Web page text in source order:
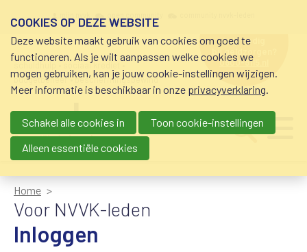
schuldhulp • sociaal krediet •
budgetbeheer • beschermingsbewind
hulp nodig
bij geldzorgen?
0800-8115.nl
Main navigation
Home
Voor NVVK-leden
Inloggen
COOKIES OP DEZE WEBSITE
Deze website maakt gebruik van cookies om goed te
functioneren. Als je wilt aanpassen welke cookies we
mogen gebruiken, kan je jouw cookie-instellingen wijzigen.
Meer informatie is beschikbaar in onze privacyverklaring.
Schakel alle cookies in
Toon cookie-instellingen
Alleen essentiële cookies